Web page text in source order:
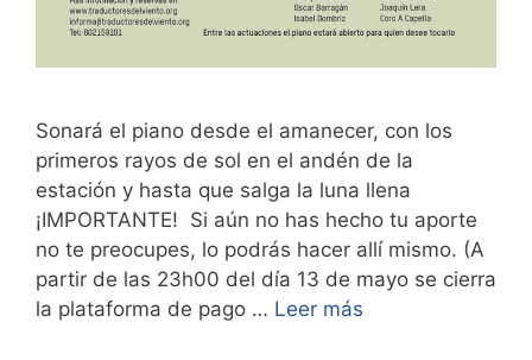
Sonará el piano desde el amanecer, con los
primeros rayos de sol en el andén de la
estación y hasta que salga la luna llena
¡IMPORTANTE! Si aún no has hecho tu aporte
no te preocupes, lo podrás hacer allí mismo. (A
partir de las 23h00 del día 13 de mayo se cierra
la plataforma de pago … Leer más